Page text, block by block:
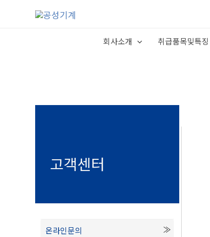
회사소개 취급품목및특징
고객센터
온라인문의